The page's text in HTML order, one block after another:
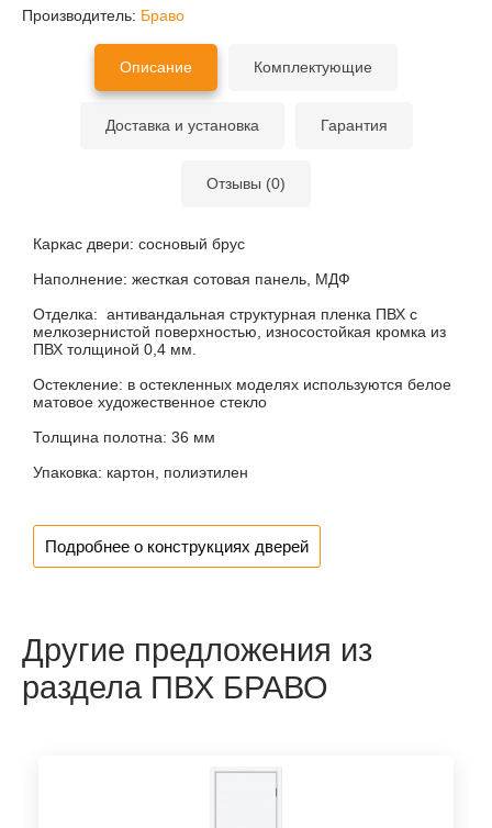
Производитель: Браво
Описание Комплектующие
Доставка и установка Гарантия
Отзывы (0)
Каркас двери: сосновый брус
Наполнение: жесткая сотовая панель, МДФ
Отделка: антивандальная структурная пленка ПВХ с
мелкозернистой поверхностью, износостойкая кромка из
ПВХ толщиной 0,4 мм.
Остекление: в остекленных моделях используются белое
матовое художественное стекло
Толщина полотна: 36 мм
Упаковка: картон, полиэтилен
Подробнее о конструкциях дверей
Другие предложения из
раздела ПВХ БРАВО